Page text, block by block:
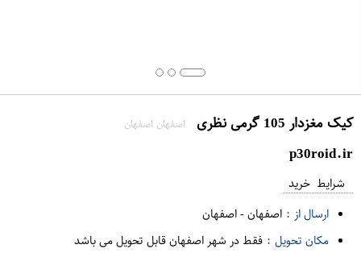
کیک مغزدار 105 گرمی نظری اصفهان اصفهان
p30roid.ir
شرایط خرید
ارسال از : اصفهان-اصفهان
مکان تحویل : فقط در شهر اصفهان قابل تحویل می باشد